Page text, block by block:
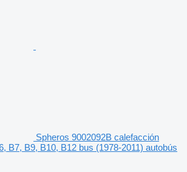
Spheros 9002092B calefacción
B7, B9, B10, B12 bus (1978-2011) autobús